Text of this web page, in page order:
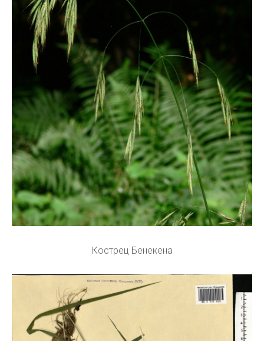
Кострец Бенекена